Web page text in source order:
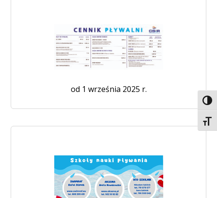
od 1 września 2025 r.